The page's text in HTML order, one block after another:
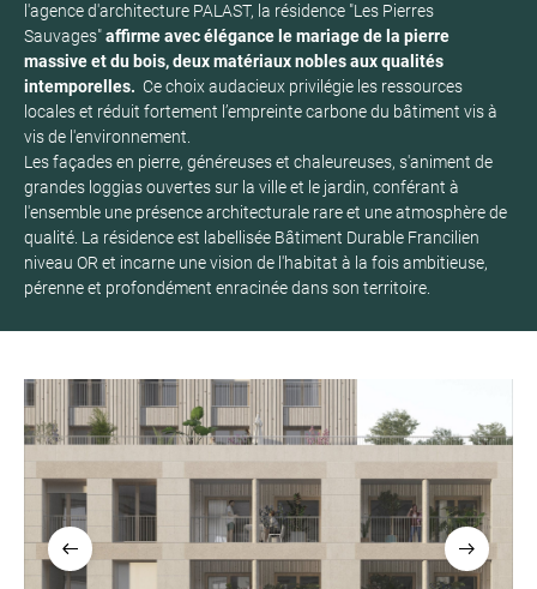
l'agence d'architecture PALAST, la résidence "Les Pierres
Sauvages"affirme avec élégance le mariage de la pierre
massive et du bois, deux matériaux nobles aux qualités
intemporelles. Ce choix audacieux privilégie les ressources
locales et réduit fortement l’empreinte carbone du bâtiment vis à
vis de l'environnement.
Les façades en pierre, généreuses et chaleureuses, s'animent de
grandes loggias ouvertes sur la ville et le jardin, conférant à
l'ensemble une présence architecturale rare et une atmosphère de
qualité. La résidence est labellisée Bâtiment Durable Francilien
niveau OR et incarne une vision de l'habitat à la fois ambitieuse,
pérenne et profondément enracinée dans son territoire.